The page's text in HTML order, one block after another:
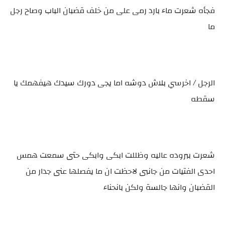
فجأه شعرت ماء بارد رمى على من خلف قضبان الباب وصاح رجل
ما
الرجل / اخرسي بلاش دوشه اما يجى دورك سيدك هيفهمك يا
سقطه
شعرت ببروده عاليه وظللت ابكى وابكى حتى سمعت همس
احدى الفتيات من جانبى لاحظت ان ما يفصلها عنى جدار من
القضبان وانها جالسة ولكن بانحناء